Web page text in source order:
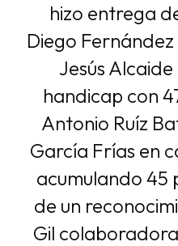
hizo entrega
Diego
Jesús
handicap con
Antonio Ruíz
García Frías en
acumulando 45
de un
Gil